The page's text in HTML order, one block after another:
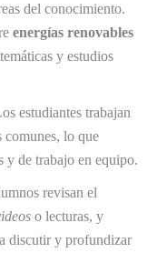
del conocimiento.
energías renovables
y estudios
estudiantes trabajan
comunes, lo que
y de trabajo en equipo.
revisan el
o lecturas, y
discutir y profundizar